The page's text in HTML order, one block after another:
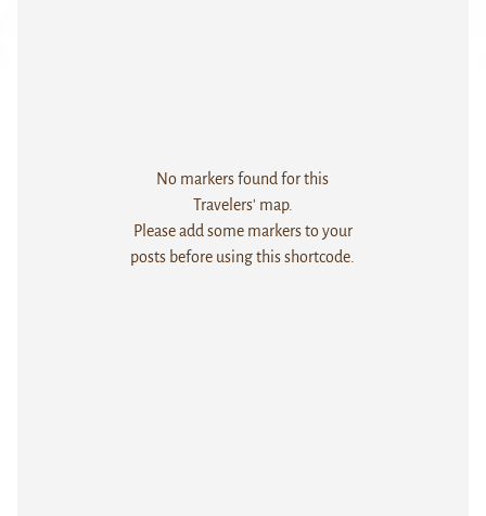
No markers found for this
Travelers' map.
Please add some markers to your
posts before using this shortcode.